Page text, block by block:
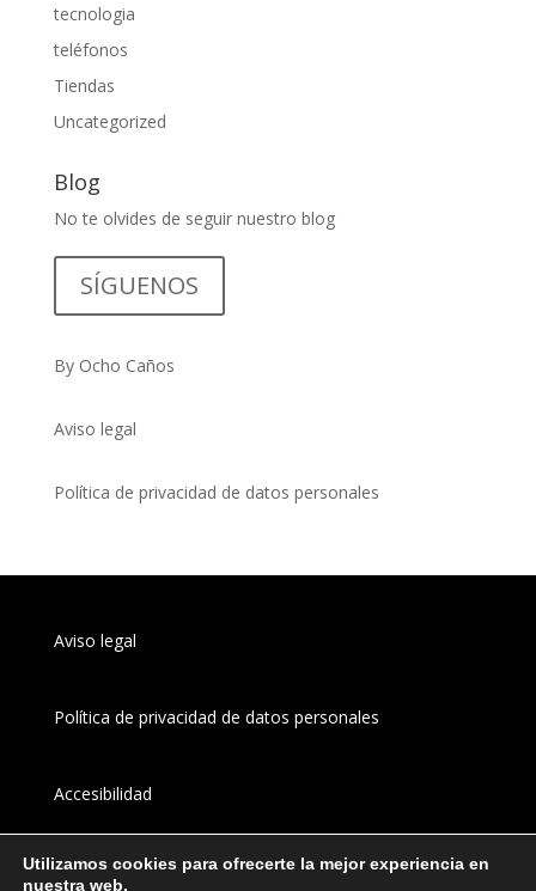
tecnologia
teléfonos
Tiendas
Uncategorized
Blog
No te olvides de seguir nuestro blog
SÍGUENOS
By Ocho Caños
Aviso legal
Política de privacidad de datos personales
Aviso legal
Política de privacidad de datos personales
Accesibilidad
Canal interno de información
Utilizamos cookies para ofrecerte la mejor experiencia en
nuestra web.